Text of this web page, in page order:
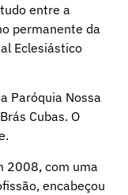
entre a
permanente da
Eclesiástico
Paróquia Nossa
Cubas. O
2008, com uma
encabeçou